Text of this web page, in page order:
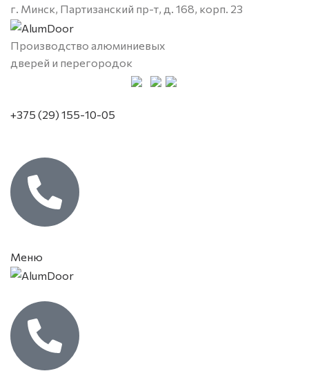
г. Минск, Партизанский пр-т, д. 168, корп. 23
Производство алюминиевых
дверей и перегородок
+375 (29) 155-10-05
Меню